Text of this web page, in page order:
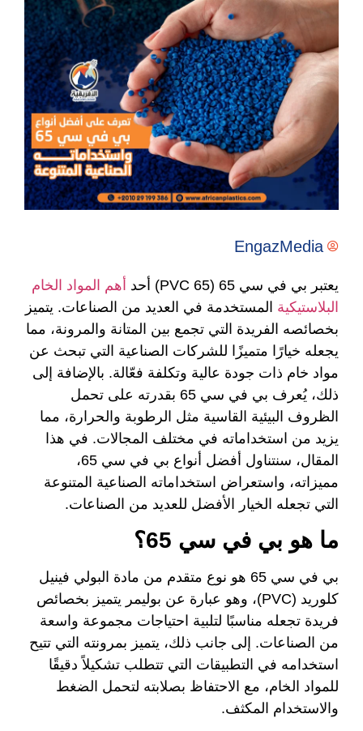
EngazMedia
يعتبر بي في سي 65 (PVC 65) أحد
أهم المواد الخام
البلاستيكية المستخدمة في العديد من الصناعات. يتميز
بخصائصه الفريدة التي تجمع بين المتانة والمرونة، مما
يجعله خيارًا متميزًا للشركات الصناعية التي تبحث عن
مواد خام ذات جودة عالية وتكلفة فعّالة. بالإضافة إلى
ذلك، يُعرف بي في سي 65 بقدرته على تحمل
الظروف البيئية القاسية مثل الرطوبة والحرارة، مما
يزيد من استخداماته في مختلف المجالات. في هذا
المقال، سنتناول أفضل أنواع بي في سي 65،
مميزاته، واستعراض استخداماته الصناعية المتنوعة
التي تجعله الخيار الأفضل للعديد من الصناعات.
ما هو بي في سي 65؟
بي في سي 65 هو نوع متقدم من مادة البولي فينيل
كلوريد (PVC)، وهو عبارة عن بوليمر يتميز بخصائص
فريدة تجعله مناسبًا لتلبية احتياجات مجموعة واسعة
من الصناعات. إلى جانب ذلك، يتميز بمرونته التي تتيح
استخدامه في التطبيقات التي تتطلب تشكيلاً دقيقًا
للمواد الخام، مع الاحتفاظ بصلابته لتحمل الضغط
والاستخدام المكثف.